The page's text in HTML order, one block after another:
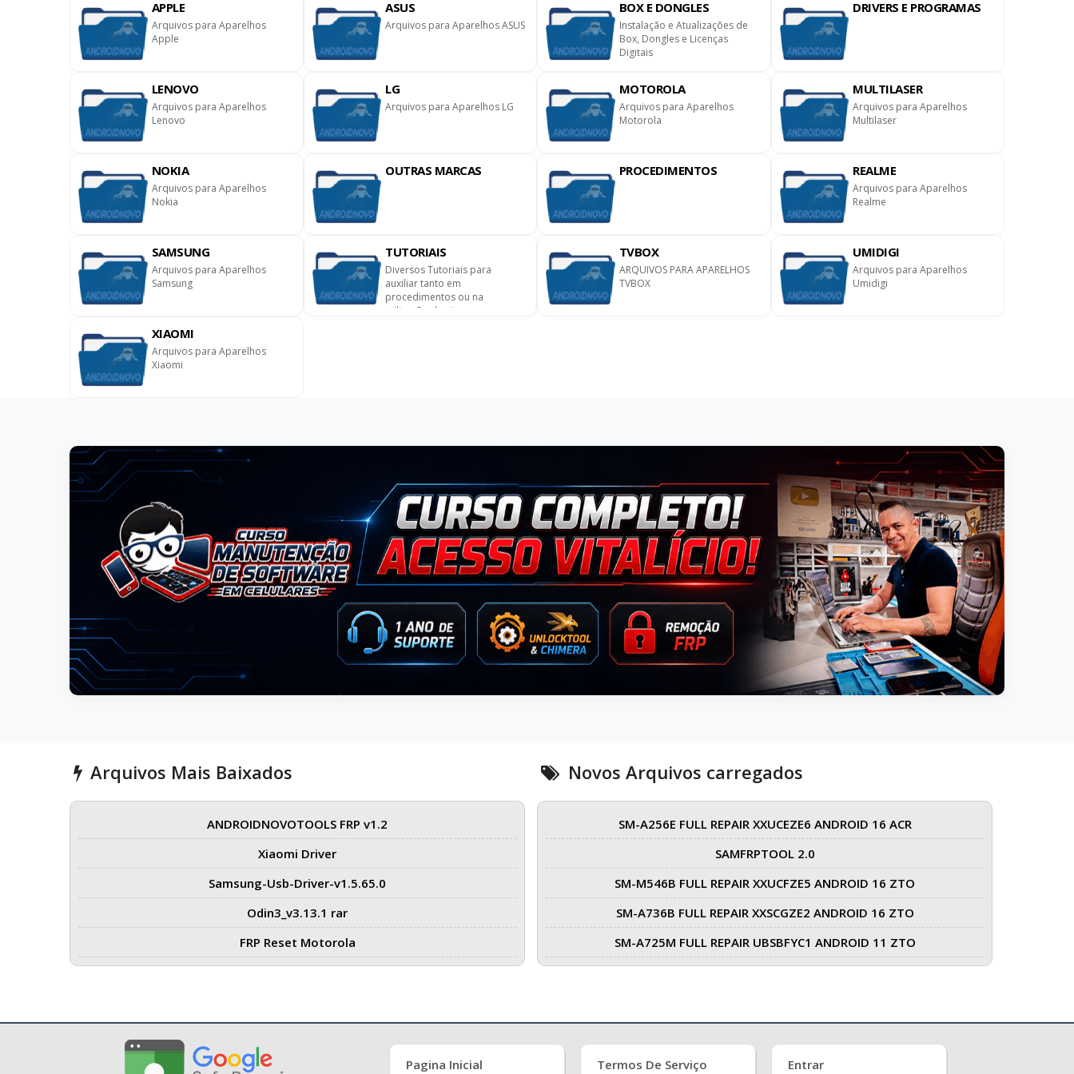
APPLE
Arquivos para Aparelhos
Apple
ASUS
Arquivos para Aparelhos ASUS
BOX E DONGLES
Instalação e Atualizações de
Box, Dongles e Licenças
Digitais
DRIVERS E PROGRAMAS
LENOVO
Arquivos para Aparelhos
Lenovo
LG
Arquivos para Aparelhos LG
MOTOROLA
Arquivos para Aparelhos
Motorola
MULTILASER
Arquivos para Aparelhos
Multilaser
NOKIA
Arquivos para Aparelhos
Nokia
OUTRAS MARCAS PROCEDIMENTOS REALME
Arquivos para Aparelhos
Realme
SAMSUNG
Arquivos para Aparelhos
Samsung
TUTORIAIS
Diversos Tutoriais para
auxiliar tanto em
procedimentos ou na
utilização do site.
TVBOX
ARQUIVOS PARA APARELHOS
TVBOX
UMIDIGI
Arquivos para Aparelhos
Umidigi
XIAOMI
Arquivos para Aparelhos
Xiaomi
Arquivos Mais Baixados
ANDROIDNOVOTOOLS FRP v1.2
Xiaomi Driver
Samsung-Usb-Driver-v1.5.65.0
Odin3_v3.13.1 rar
FRP Reset Motorola
Novos Arquivos carregados
SM-A256E FULL REPAIR XXUCEZE6 ANDROID 16 ACR
SAMFRPTOOL 2.0
SM-M546B FULL REPAIR XXUCFZE5 ANDROID 16 ZTO
SM-A736B FULL REPAIR XXSCGZE2 ANDROID 16 ZTO
SM-A725M FULL REPAIR UBSBFYC1 ANDROID 11 ZTO
Pagina Inicial Termos De Serviço Entrar